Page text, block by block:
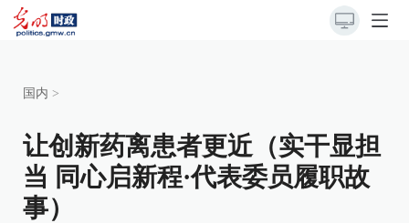
国内 >
让创新药离患者更近（实干显担
当 同心启新程·代表委员履职故
事）